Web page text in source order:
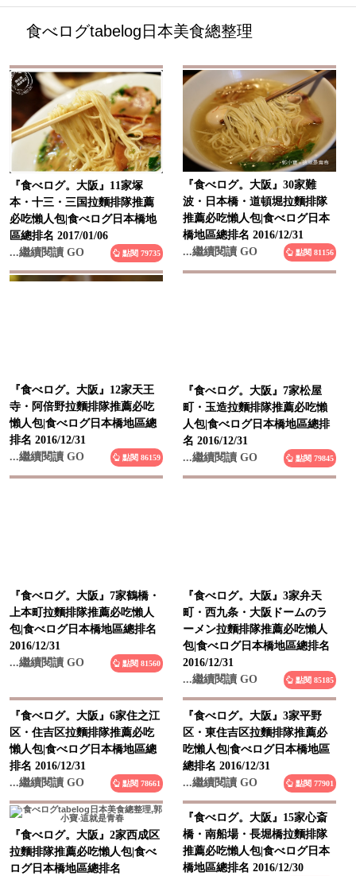
食べログtabelog日本美食總整理
『食べログ。大阪』11家塚
本・十三・三国拉麵排隊推薦
必吃懶人包|食べログ日本橋地
區總排名 2017/01/06
...繼續閱讀 GO
點閱 79735
『食べログ。大阪』30家難
波・日本橋・道頓堀拉麵排隊
推薦必吃懶人包|食べログ日本
橋地區總排名 2016/12/31
...繼續閱讀 GO
點閱 81156
『食べログ。大阪』12家天王
寺・阿倍野拉麵排隊推薦必吃
懶人包|食べログ日本橋地區總
排名 2016/12/31
...繼續閱讀 GO
點閱 86159
『食べログ。大阪』7家松屋
町・玉造拉麵排隊推薦必吃懶
人包|食べログ日本橋地區總排
名 2016/12/31
...繼續閱讀 GO
點閱 79845
『食べログ。大阪』7家鶴橋・
上本町拉麵排隊推薦必吃懶人
包|食べログ日本橋地區總排名
2016/12/31
...繼續閱讀 GO
點閱 81560
『食べログ。大阪』3家弁天
町・西九条・大阪ドームのラ
ーメン拉麵排隊推薦必吃懶人
包|食べログ日本橋地區總排名
2016/12/31
...繼續閱讀 GO
點閱 85185
『食べログ。大阪』6家住之江
区・住吉区拉麵排隊推薦必吃
懶人包|食べログ日本橋地區總
排名 2016/12/31
...繼續閱讀 GO
點閱 78661
『食べログ。大阪』3家平野
区・東住吉区拉麵排隊推薦必
吃懶人包|食べログ日本橋地區
總排名 2016/12/31
...繼續閱讀 GO
點閱 77901
『食べログ。大阪』2家西成区
拉麵排隊推薦必吃懶人包|食べ
ログ日本橋地區總排名
2016/12/31
『食べログ。大阪』15家心斎
橋・南船場・長堀橋拉麵排隊
推薦必吃懶人包|食べログ日本
橋地區總排名 2016/12/30